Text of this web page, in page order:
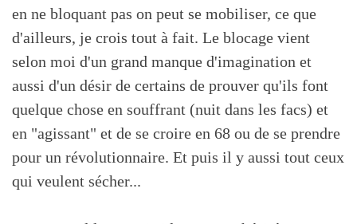
en ne bloquant pas on peut se mobiliser, ce que
d'ailleurs, je crois tout à fait. Le blocage vient
selon moi d'un grand manque d'imagination et
aussi d'un désir de certains de prouver qu'ils font
quelque chose en souffrant (nuit dans les facs) et
en "agissant" et de se croire en 68 ou de se prendre
pour un révolutionnaire. Et puis il y aussi tout ceux
qui veulent sécher...